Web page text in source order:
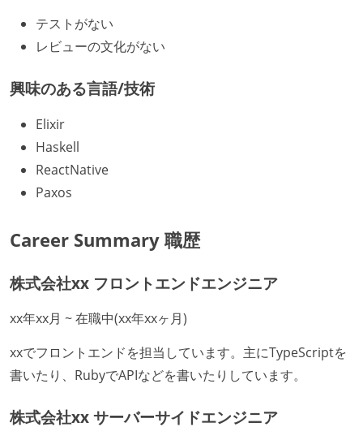
テストがない
レビューの文化がない
興味のある言語/技術
Elixir
Haskell
ReactNative
Paxos
Career Summary 職歴
株式会社xx フロントエンドエンジニア
xx年xx月 ~ 在職中(xx年xxヶ月)
xxでフロントエンドを担当しています。主にTypeScriptを
書いたり、RubyでAPIなどを書いたりしています。
株式会社xx サーバーサイドエンジニア